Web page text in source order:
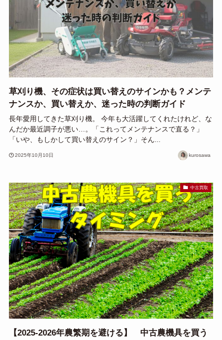
草刈り機、その症状は買い替えのサインかも？メンテ
ナンスか、買い替えか、迷った時の判断ガイド
長年愛用してきた草刈り機。 今年も大活躍してくれたけれど、な
んだか最近調子が悪い…。「これってメンテナンスで直る？」
「いや、もしかして買い替えのサイン？」そん...
2025年10月10日 kurosawa
中古買取
【2025-2026年農繁期を避ける】 中古農機具を買う